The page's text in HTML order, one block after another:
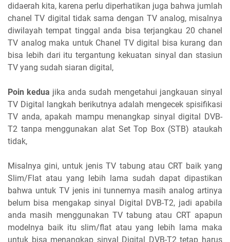
didaerah kita, karena perlu diperhatikan juga bahwa jumlah
chanel TV digital tidak sama dengan TV analog, misalnya
diwilayah tempat tinggal anda bisa terjangkau 20 chanel
TV analog maka untuk Chanel TV digital bisa kurang dan
bisa lebih dari itu tergantung kekuatan sinyal dan stasiun
TV yang sudah siaran digital,
Poin kedua jika anda sudah mengetahui jangkauan sinyal
TV Digital langkah berikutnya adalah mengecek spisifikasi
TV anda, apakah mampu menangkap sinyal digital DVB-
T2 tanpa menggunakan alat Set Top Box (STB) ataukah
tidak,
Misalnya gini, untuk jenis TV tabung atau CRT baik yang
Slim/Flat atau yang lebih lama sudah dapat dipastikan
bahwa untuk TV jenis ini tunnernya masih analog artinya
belum bisa mengakap sinyal Digital DVB-T2, jadi apabila
anda masih menggunakan TV tabung atau CRT apapun
modelnya baik itu slim/flat atau yang lebih lama maka
untuk bisa menangkap sinyal Digital DVB-T2 tetap harus